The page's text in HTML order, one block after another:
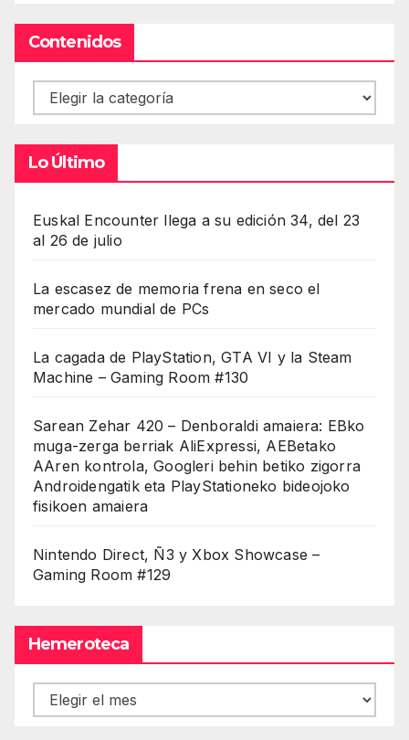
Contenidos
Contenidos
Lo Último
Euskal Encounter llega a su edición 34, del 23
al 26 de julio
La escasez de memoria frena en seco el
mercado mundial de PCs
La cagada de PlayStation, GTA VI y la Steam
Machine – Gaming Room #130
Sarean Zehar 420 – Denboraldi amaiera: EBko
muga-zerga berriak AliExpressi, AEBetako
AAren kontrola, Googleri behin betiko zigorra
Androidengatik eta PlayStationeko bideojoko
fisikoen amaiera
Nintendo Direct, Ñ3 y Xbox Showcase –
Gaming Room #129
Hemeroteca
Hemeroteca